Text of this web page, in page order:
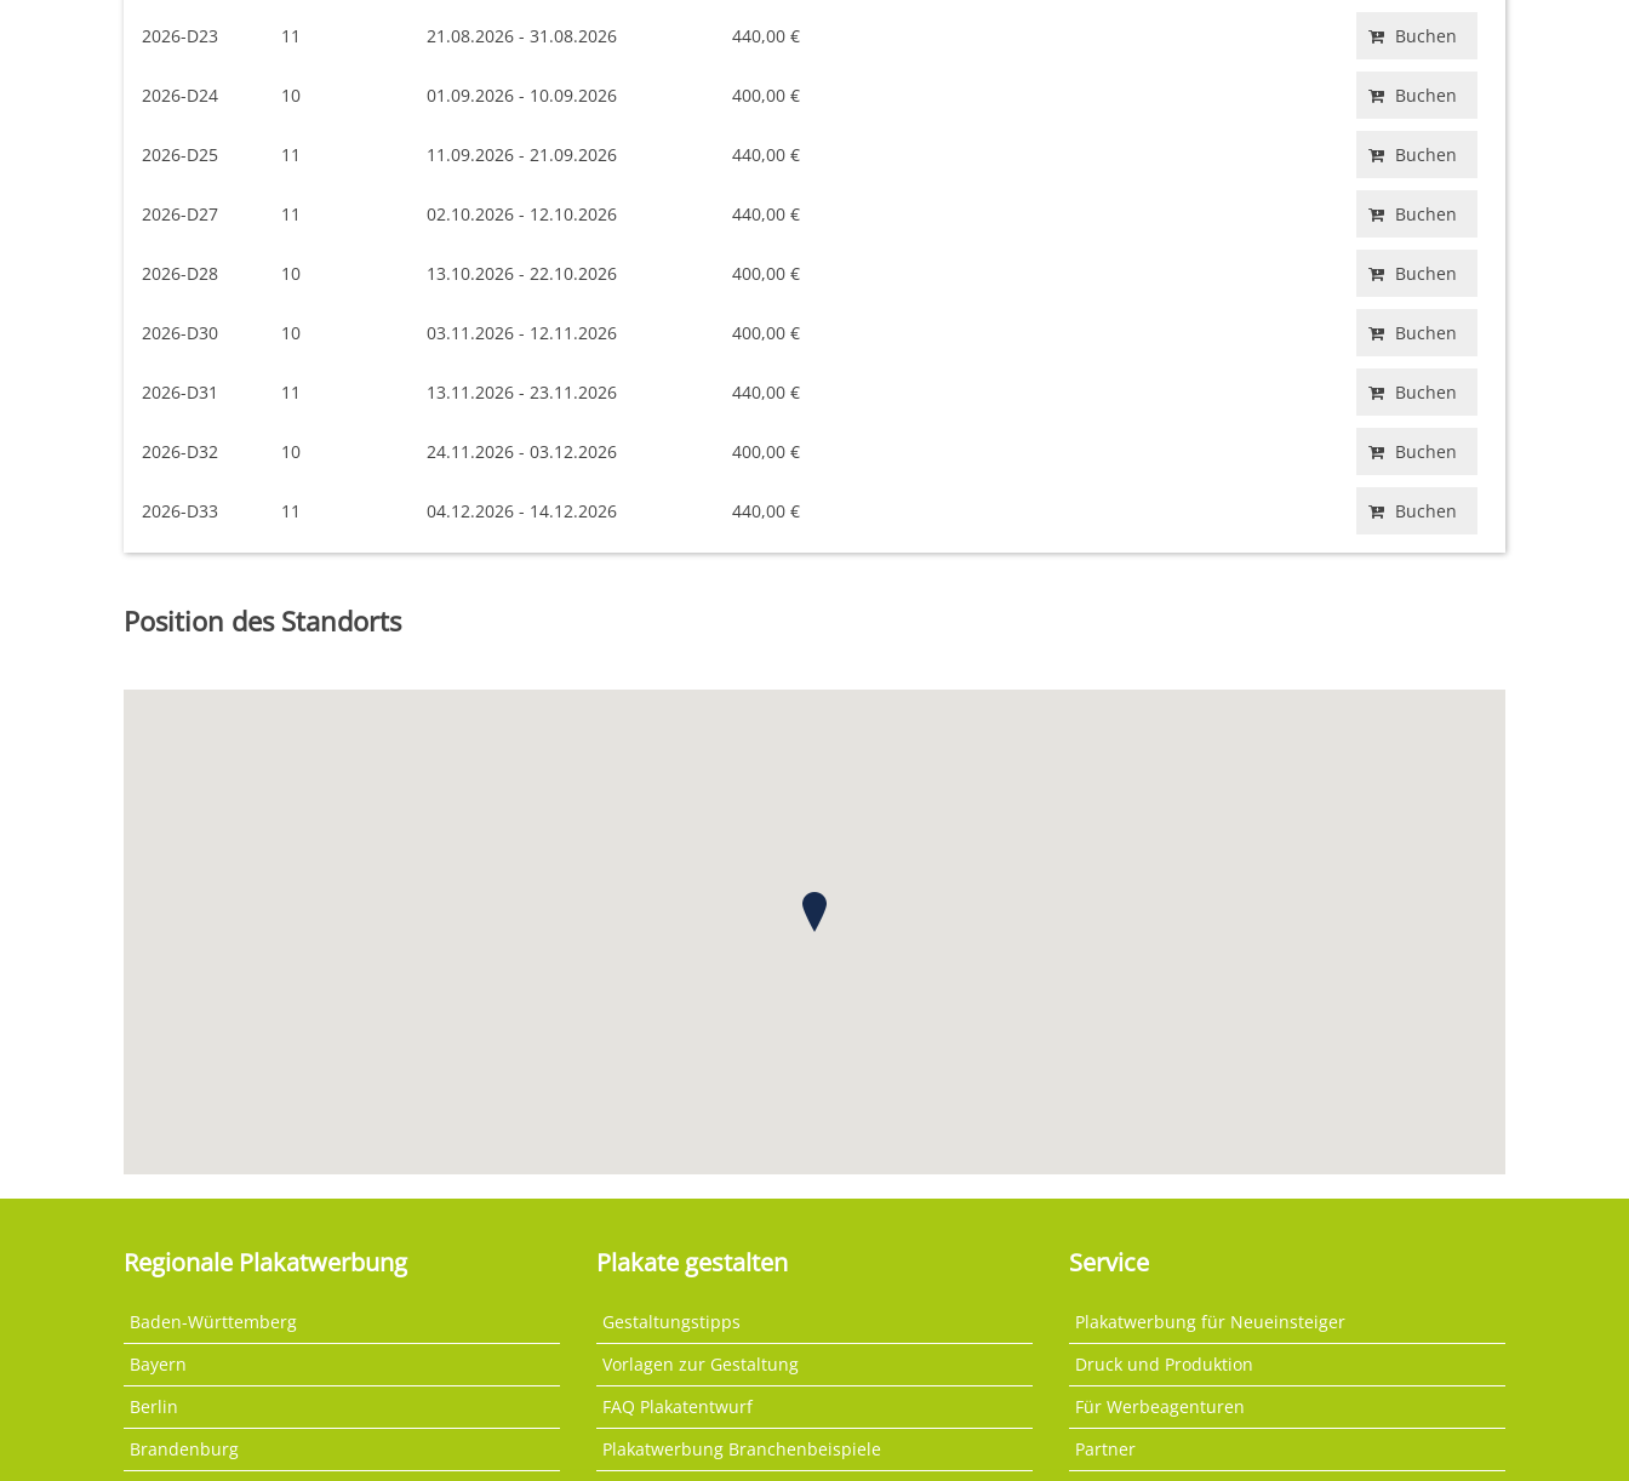
2026-D23 11 21.08.2026 - 31.08.2026 440,00 € Buchen
2026-D24 10 01.09.2026 - 10.09.2026 400,00 € Buchen
2026-D25 11 11.09.2026 - 21.09.2026 440,00 € Buchen
2026-D27 11 02.10.2026 - 12.10.2026 440,00 € Buchen
2026-D28 10 13.10.2026 - 22.10.2026 400,00 € Buchen
2026-D30 10 03.11.2026 - 12.11.2026 400,00 € Buchen
2026-D31 11 13.11.2026 - 23.11.2026 440,00 € Buchen
2026-D32 10 24.11.2026 - 03.12.2026 400,00 € Buchen
2026-D33 11 04.12.2026 - 14.12.2026 440,00 € Buchen
Position des Standorts
Regionale Plakatwerbung
Baden-Württemberg
Bayern
Berlin
Brandenburg
Plakate gestalten
Gestaltungstipps
Vorlagen zur Gestaltung
FAQ Plakatentwurf
Plakatwerbung Branchenbeispiele
Service
Plakatwerbung für Neueinsteiger
Druck und Produktion
Für Werbeagenturen
Partner